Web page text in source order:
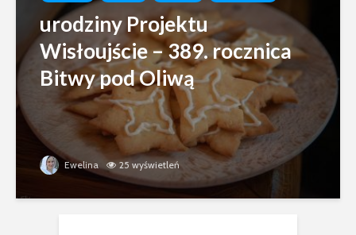
urodziny Projektu
Wisłoujście – 389. rocznica
Bitwy pod Oliwą
Ewelina 25 wyświetleń